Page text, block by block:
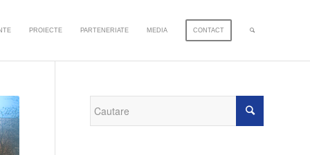
PROIECTE PARTENERIATE MEDIA CONTACT